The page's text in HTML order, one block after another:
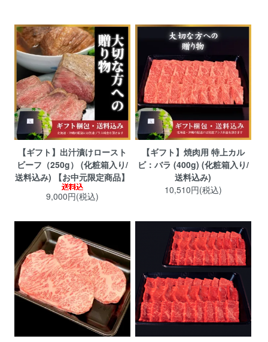
【ギフト】出汁漬けロースト
ビーフ（250g） (化粧箱入り/
送料込み) 【お中元限定商品】
9,000円(税込)
【ギフト】焼肉用 特上カル
ビ：バラ (400g) (化粧箱入り/
送料込み)
10,510円(税込)